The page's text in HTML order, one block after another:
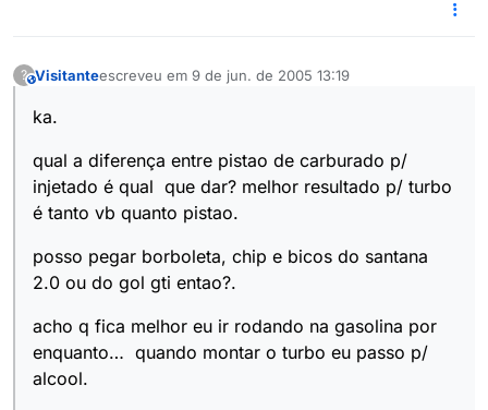
?This user is from outside of this forum
Visitanteescreveu em 9 de jun. de 2005 13:19
última edição por
ka.
qual a diferença entre pistao de carburado p/
injetado é qual que dar? melhor resultado p/ turbo
é tanto vb quanto pistao.
posso pegar borboleta, chip e bicos do santana
2.0 ou do gol gti entao?.
acho q fica melhor eu ir rodando na gasolina por
enquanto… quando montar o turbo eu passo p/
alcool.